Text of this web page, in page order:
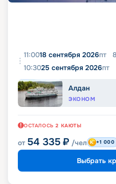
11:0018 сентября 2026пт 8
10:3025 сентября 2026пт
Алдан
ЭКОНОМ
ОСТАЛОСЬ 2 КАЮТЫ
от 54 335 ₽ /чел +1 000
Выбрать